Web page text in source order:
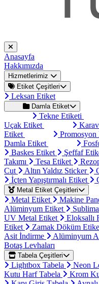
Anasayfa
Hakkımızda
Hizmetlerimiz
Etiket Çeşitleri
Leksan Etiket
Damla Etiket
Tekne Etiketi
Uçak Etiket
Etiket
Damla Etiket
Baskes Etiket
Şeffaf
Takımı
Tesa Etiket
Cut
Altın Yaldız Sticker
İçten Yapıştırmalı Etiket
Metal Etiket Çeşitleri
Metal Etiket Makine
Alüminyum Etiket
UV Metal Etiket
Eloksallı
Etiket
Zamak Döküm
Asit İndirme
Alüminyum
Botaş Levhaları
Tabela Çeşitleri
Lightbox Tabela Neon
Kutu Harf Tabela
Krom